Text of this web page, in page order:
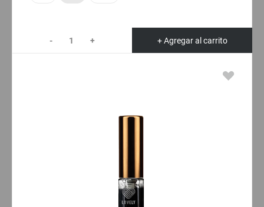
- + + Agregar al carrito